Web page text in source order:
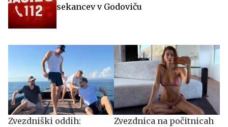
sekancev v Godoviču
Zvezdniški oddih:
Zvezdnica na počitnicah